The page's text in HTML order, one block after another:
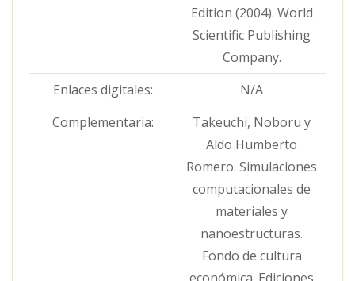
Edition (2004). World
Scientific Publishing
Company.
Enlaces digitales:
N/A
Complementaria:
Takeuchi, Noboru y
Aldo Humberto
Romero. Simulaciones
computacionales de
materiales y
nanoestructuras.
Fondo de cultura